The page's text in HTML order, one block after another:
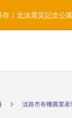
存｜北淡震災記念公
淡路市有機農業